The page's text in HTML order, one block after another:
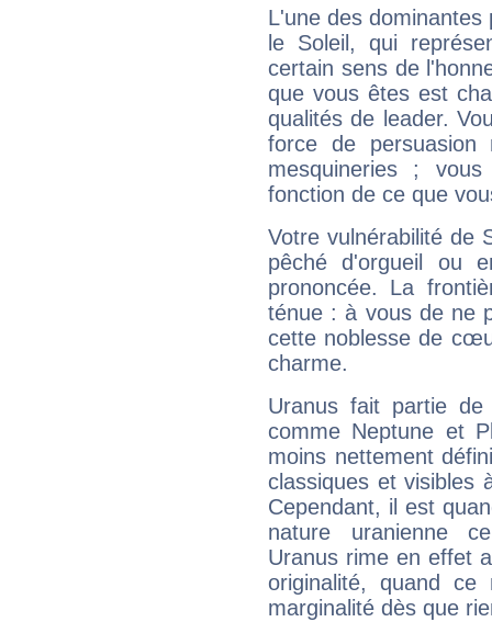
L'une des
le Soleil, qui
certain sens de
que vous êtes est
qualités de leader.
force de
mesquineries ;
fonction de ce que
Votre vulnérabilité de
pêché d'orgueil ou
prononcée. La
ténue : à vous de ne
cette noblesse de
charme.
Uranus fait partie
comme Neptune et
moins nettement
classiques et visibles
Cependant, il est
nature uranienne
Uranus rime en effet
originalité, quand ce
marginalité dès que